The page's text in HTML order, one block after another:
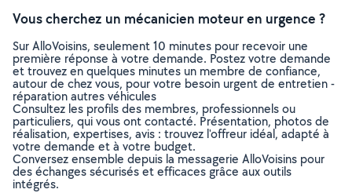
Vous cherchez un mécanicien moteur en urgence ?
Sur AlloVoisins, seulement 10 minutes pour recevoir une
première réponse à votre demande. Postez votre demande
et trouvez en quelques minutes un membre de confiance,
autour de chez vous, pour votre besoin urgent de entretien -
réparation autres véhicules
Consultez les profils des membres, professionnels ou
particuliers, qui vous ont contacté. Présentation, photos de
réalisation, expertises, avis : trouvez l'offreur idéal, adapté à
votre demande et à votre budget.
Conversez ensemble depuis la messagerie AlloVoisins pour
des échanges sécurisés et efficaces grâce aux outils
intégrés.